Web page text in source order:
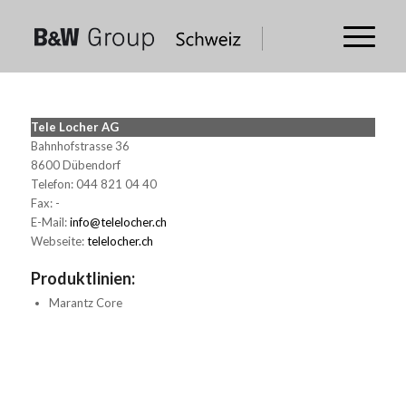
Tele Locher AG
Bahnhofstrasse 36
8600 Dübendorf
Telefon: 044 821 04 40
Fax: -
E-Mail:info@telelocher.ch
Webseite:telelocher.ch
Produktlinien:
Marantz Core